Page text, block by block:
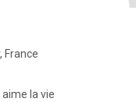
France
la vie